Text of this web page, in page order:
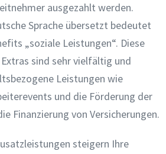
ausgezahlt werden.
Sprache übersetzt bedeutet
„soziale Leistungen“. Diese
sind sehr vielfältig und
Leistungen wie
und die Förderung der
Finanzierung von Versicherungen.
steigern Ihre